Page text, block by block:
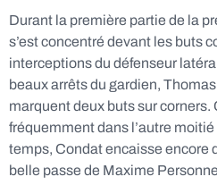
Durant la première partie de la
s’est concentré devant les buts
interceptions du défenseur
beaux arrêts du gardien,
marquent deux buts sur
fréquemment dans l’autre
temps, Condat encaisse encore
belle passe de Maxime